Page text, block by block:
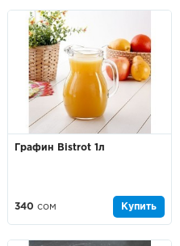
Графин Bistrot 1л
340 сом Купить